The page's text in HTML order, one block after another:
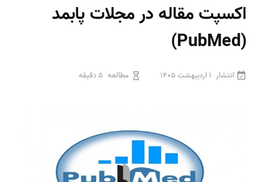
اکسپت مقاله در مجلات پابمد
(PubMed)
انتشار 1 اردیبهشت 1405 مطالعه 5 دقیقه